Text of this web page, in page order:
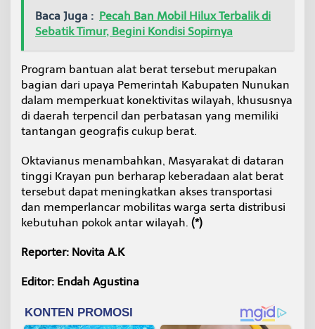
Baca Juga : Pecah Ban Mobil Hilux Terbalik di
Sebatik Timur, Begini Kondisi Sopirnya
Program bantuan alat berat tersebut merupakan
bagian dari upaya Pemerintah Kabupaten Nunukan
dalam memperkuat konektivitas wilayah, khususnya
di daerah terpencil dan perbatasan yang memiliki
tantangan geografis cukup berat.
Oktavianus menambahkan, Masyarakat di dataran
tinggi Krayan pun berharap keberadaan alat berat
tersebut dapat meningkatkan akses transportasi
dan memperlancar mobilitas warga serta distribusi
kebutuhan pokok antar wilayah. (*)
Reporter: Novita A.K
Editor: Endah Agustina